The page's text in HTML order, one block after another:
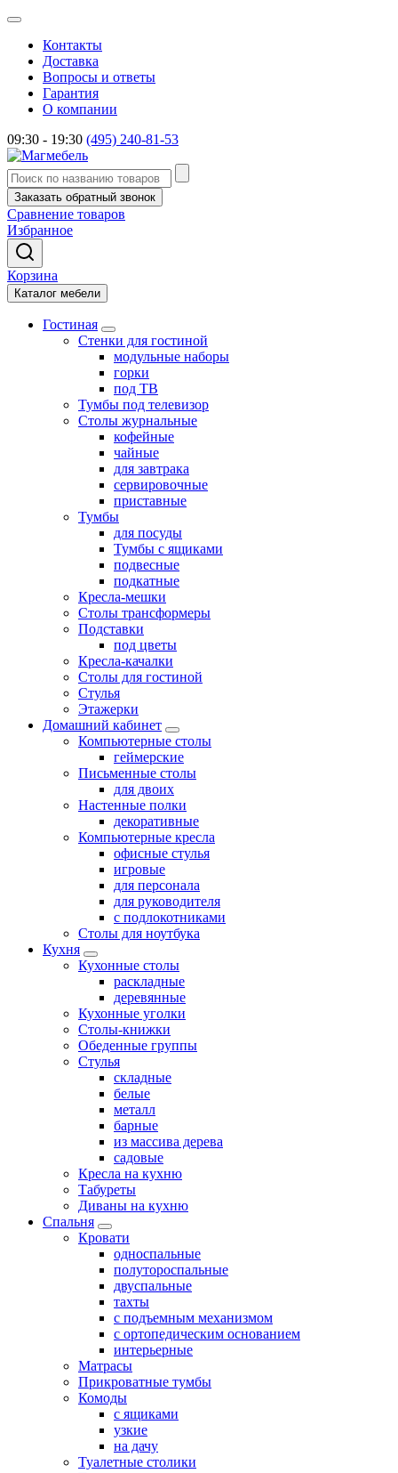
Контакты
Доставка
Вопросы и ответы
Гарантия
О компании
09:30 - 19:30 (495) 240-81-53
Заказать обратный звонок
Сравнение товаров
Избранное
Корзина
Каталог мебели
Гостиная
Стенки для гостиной
модульные наборы
горки
под ТВ
Тумбы под телевизор
Столы журнальные
кофейные
чайные
для завтрака
сервировочные
приставные
Тумбы
для посуды
Тумбы с ящиками
подвесные
подкатные
Кресла-мешки
Столы трансформеры
Подставки
под цветы
Кресла-качалки
Столы для гостиной
Стулья
Этажерки
Домашний кабинет
Компьютерные столы
геймерские
Письменные столы
для двоих
Настенные полки
декоративные
Компьютерные кресла
офисные стулья
игровые
для персонала
для руководителя
с подлокотниками
Столы для ноутбука
Кухня
Кухонные столы
раскладные
деревянные
Кухонные уголки
Столы-книжки
Обеденные группы
Стулья
складные
белые
металл
барные
из массива дерева
садовые
Кресла на кухню
Табуреты
Диваны на кухню
Спальня
Кровати
односпальные
полутороспальные
двуспальные
тахты
с подъемным механизмом
с ортопедическим основанием
интерьерные
Матрасы
Прикроватные тумбы
Комоды
с ящиками
узкие
на дачу
Туалетные столики